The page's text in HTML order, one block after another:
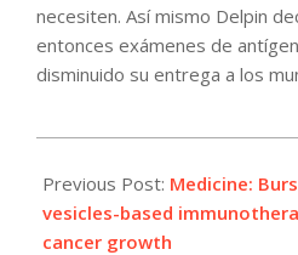
necesiten. Así mismo Delpin
entonces exámenes de
disminuido su entrega a los
02-
01
Previous Post: Medicine:
vesicles-based
cancer growth